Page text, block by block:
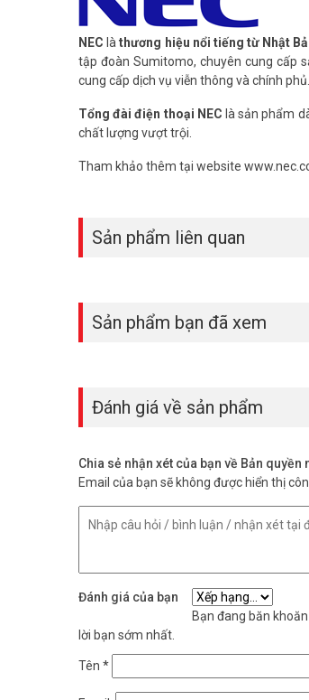
NEC làthương hiệu nổi tiếng từ Nhật
tập đoàn Sumitomo, chuyên cung cấp
cung cấp dịch vụ viễn thông và chính
Tổng đài điện thoại NEC là sản phẩm
chất lượng vượt trội.
Tham khảo thêm tại website
Sản phẩm liên quan
Sản phẩm bạn đã xem
Đánh giá về sản phẩm
Chia sẻ nhận xét của bạn về Bản
Email của bạn sẽ không được hiển thị
Đánh giá của bạn
Bạn đang băn
lời bạn sớm nhất.
Tên *